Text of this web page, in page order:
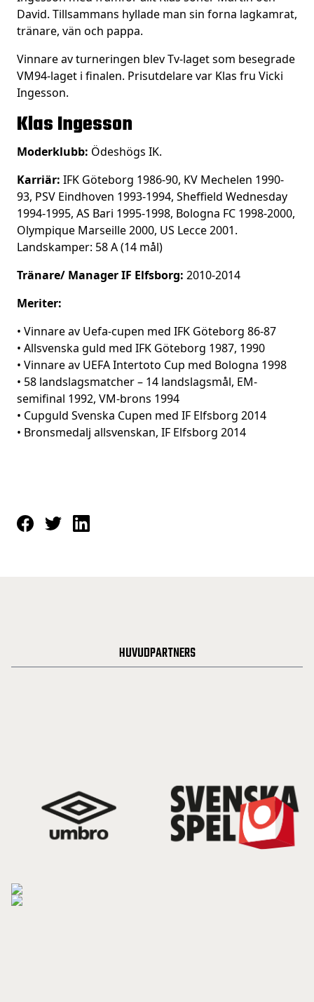
David. Tillsammans hyllade man sin forna lagkamrat,
tränare, vän och pappa.
Vinnare av turneringen blev Tv-laget som besegrade
VM94-laget i finalen. Prisutdelare var Klas fru Vicki
Ingesson.
Klas Ingesson
Moderklubb: Ödeshögs IK.
Karriär: IFK Göteborg 1986-90, KV Mechelen 1990-
93, PSV Eindhoven 1993-1994, Sheffield Wednesday
1994-1995, AS Bari 1995-1998, Bologna FC 1998-2000,
Olympique Marseille 2000, US Lecce 2001.
Landskamper: 58 A (14 mål)
Tränare/ Manager IF Elfsborg: 2010-2014
Meriter:
• Vinnare av Uefa-cupen med IFK Göteborg 86-87
• Allsvenska guld med IFK Göteborg 1987, 1990
• Vinnare av UEFA Intertoto Cup med Bologna 1998
• 58 landslagsmatcher – 14 landslagsmål, EM-
semifinal 1992, VM-brons 1994
• Cupguld Svenska Cupen med IF Elfsborg 2014
• Bronsmedalj allsvenskan, IF Elfsborg 2014
HUVUDPARTNERS